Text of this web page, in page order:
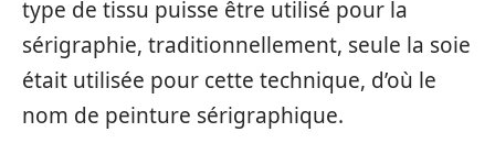
type de tissu puisse être utilisé pour la
sérigraphie, traditionnellement, seule la soie
était utilisée pour cette technique, d’où le
nom de peinture sérigraphique.